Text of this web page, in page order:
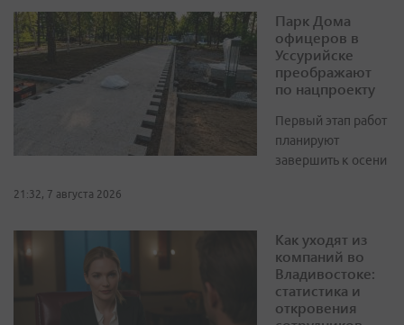
Парк Дома
офицеров в
Уссурийске
преображают
по нацпроекту
Первый этап работ
планируют
завершить к осени
21:32, 7 августа 2026
Как уходят из
компаний во
Владивостоке:
статистика и
откровения